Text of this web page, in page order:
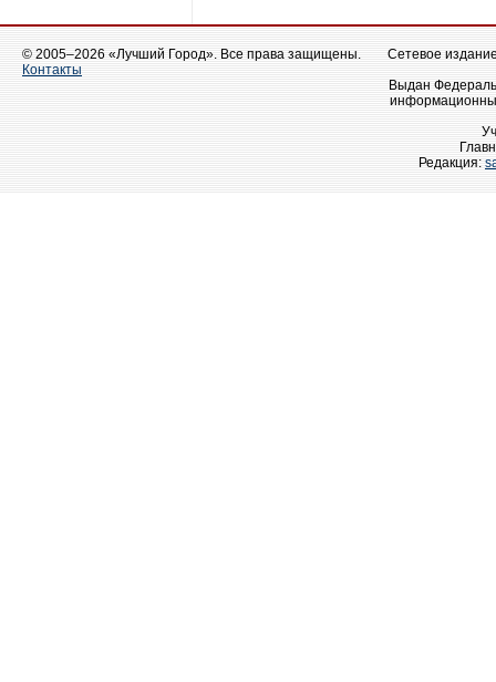
© 2005–2026 «Лучший Город». Все права защищены.
Контакты
Сетевое
Выдан
Редакция: